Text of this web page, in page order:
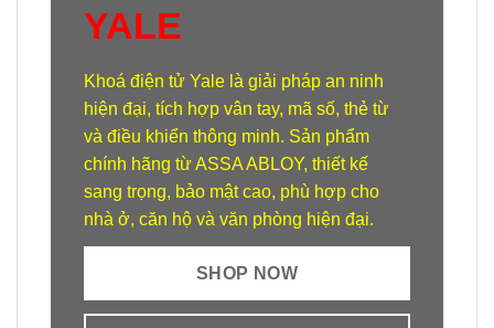
YALE
Khoá điện tử Yalelà giải pháp an ninh
hiện đại, tích hợp vân tay, mã số, thẻ từ
và điều khiển thông minh. Sản phẩm
chính hãng từ ASSA ABLOY, thiết kế
sang trọng, bảo mật cao, phù hợp cho
nhà ở, căn hộ và văn phòng hiện đại.
SHOP NOW